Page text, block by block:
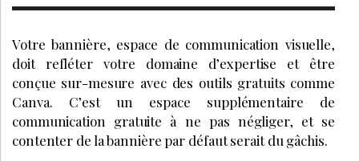
Votre bannière, espace de communication visuelle,
doit refléter votre domaine d’expertise et être
conçue sur-mesure avec des outils gratuits comme
Canva. C’est un espace supplémentaire de
communication gratuite à ne pas négliger, et se
contenter de la bannière par défaut serait du gâchis.